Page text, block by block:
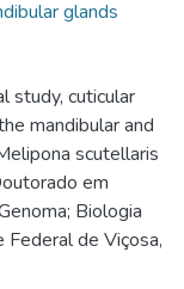
glands
study, cuticular
mandibular and
scutellaris
em
Biologia
de Viçosa,